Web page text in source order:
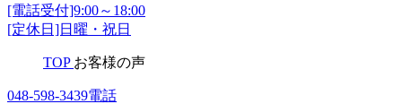
[電話受付]9:00～18:00
[定休日]日曜・祝日
TOP お客様の声
048-598-3439電話